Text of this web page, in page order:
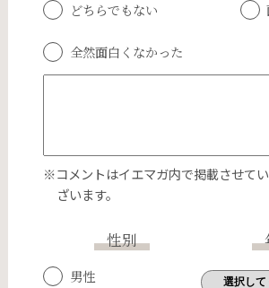
どちらでもない
全然面白くなかった
※コメントはイエマガ内で掲載させて
ざいます。
性別
男性